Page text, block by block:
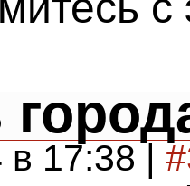
17:38 |